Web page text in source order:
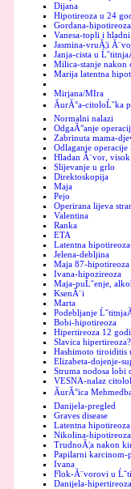
Dijana
Hipotireoza u 24
Gordana-hipotireoza
Vanesa-topli i
Jasmina-vruĂ¦i
Janja-cista u
Milica-stanje nakon
Marija latentna
Mirjana/MIra
ĂurĂ°a-citoloĹˇka
Normalni nalazi
OdgaĂ°anje
Zabrinuta mama-
Odlaganje
Hladan Ă¨vor,
Slijevanje u grlo
Direktoskopija
Maja
Pejo
Operirana lijeva
Valentina
Ranka
ETA
Latentna
Jelena-debljina
Maja 87-hipotireoza
Ivana-hipozireoza
Maja-puĹˇenje,
KsenĂ¨i
Marta
Podebljanje
Bobi-hipotireoza
Hipertireoza 12
Slavica hipertireoza?
Hashimoto tiroiditis
Elizabeta-dojenje-
Struma nodosa lobi
VESNA-nalaz
ĂurĂ°ica
Danijela-pregled
Graves disease
Latentna hipotireoza
Nikolina-hipotireoza
TrudnoĂ¦a nakon
Papilarni karcinom-
Ivana
Flok-Ă¨vorovi u
Danijela-hipertireoza